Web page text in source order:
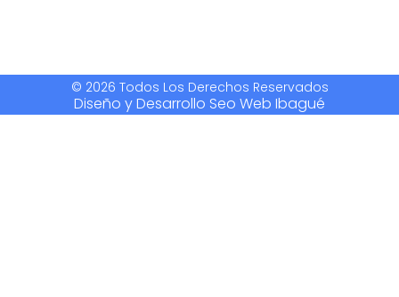
© 2026 Todos Los Derechos Reservados
Diseño y Desarrollo Seo Web Ibagué